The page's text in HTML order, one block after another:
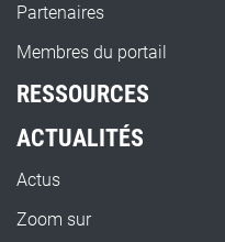
Partenaires
Membres du portail
RESSOURCES
ACTUALITÉS
Actus
Zoom sur